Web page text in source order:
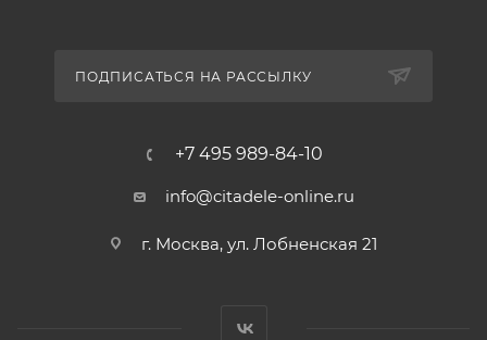
ПОДПИСАТЬСЯ НА РАССЫЛКУ
+7 495 989-84-10
info@citadele-online.ru
г. Москва, ул. Лобненская 21